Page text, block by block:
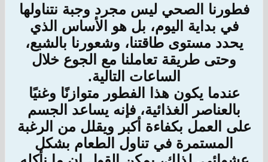
فطورنا الصحي ليس مجرد وجبة نتناولها
في بداية اليوم، بل هو الأساس الذي
يحدد مستوى طاقتنا، وشعورنا بالشبع،
وحتى طريقة تعاملنا مع الجوع خلال
الساعات التالية.
عندما يكون هذا الفطور متوازنًا وغنيًا
بالعناصر الغذائية، فإنه يساعد الجسم
على العمل بكفاءة أكبر ويقلل من الرغبة
المستمرة في تناول الطعام بشكل